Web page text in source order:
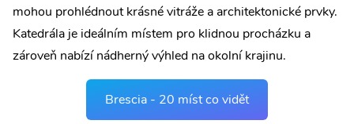
mohou prohlédnout krásné vitráže a architektonické prvky.
Katedrála je ideálním místem pro klidnou procházku a
zároveň nabízí nádherný výhled na okolní krajinu.
Brescia - 20 míst co vidět